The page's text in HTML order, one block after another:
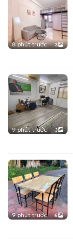
8 phút trước 3
9 phút trước 3
9 phút trước 6